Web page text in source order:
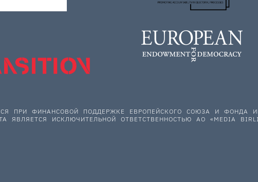
ПРИ ФИНАНСОВОЙ ПОДДЕРЖКЕ ЕВРОПЕЙСКОГО СОЮЗА И
ЯВЛЯЕТСЯ ИСКЛЮЧИТЕЛЬНОЙ ОТВЕТСТВЕННОСТЬЮ АО «MEDIA